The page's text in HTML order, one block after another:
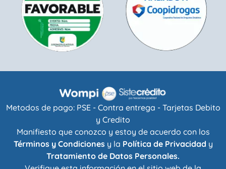
Metodos de pago: PSE - Contra entrega - Tarjetas Debito
y Credito
Manifiesto que conozco y estoy de acuerdo con los
Términos y Condicionesy la Política de Privacidad y
Tratamiento de Datos Personales.